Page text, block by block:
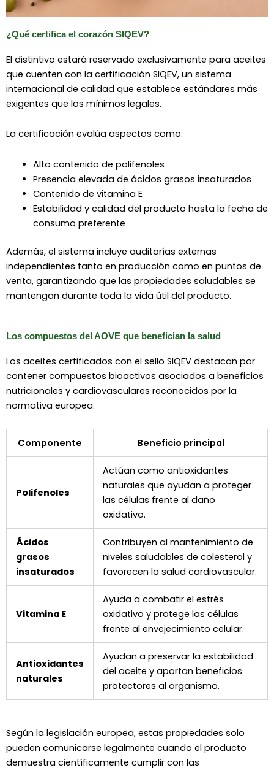
¿Qué certifica el corazón SIQEV?
El distintivo estará reservado exclusivamente para aceites
que cuenten con la certificación SIQEV, un sistema
internacional de calidad que establece estándares más
exigentes que los mínimos legales.
La certificación evalúa aspectos como:
Alto contenido de polifenoles
Presencia elevada de ácidos grasos insaturados
Contenido de vitamina E
Estabilidad y calidad del producto hasta la fecha de
consumo preferente
Además, el sistema incluye auditorías externas
independientes tanto en producción como en puntos de
venta, garantizando que las propiedades saludables se
mantengan durante toda la vida útil del producto.
Los compuestos del AOVE que benefician la salud
Los aceites certificados con el sello SIQEV destacan por
contener compuestos bioactivos asociados a beneficios
nutricionales y cardiovasculares reconocidos por la
normativa europea.
Componente Beneficio principal
Polifenoles
Actúan como antioxidantes
naturales que ayudan a proteger
las células frente al daño
oxidativo.
Ácidos
grasos
insaturados
Contribuyen al mantenimiento de
niveles saludables de colesterol y
favorecen la salud cardiovascular.
Vitamina E
Ayuda a combatir el estrés
oxidativo y protege las células
frente al envejecimiento celular.
Antioxidantes
naturales
Ayudan a preservar la estabilidad
del aceite y aportan beneficios
protectores al organismo.
Según la legislación europea, estas propiedades solo
pueden comunicarse legalmente cuando el producto
demuestra científicamente cumplir con las